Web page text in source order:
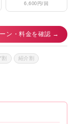
6,600円/回
ン・料金を確認 →
割 紹介割